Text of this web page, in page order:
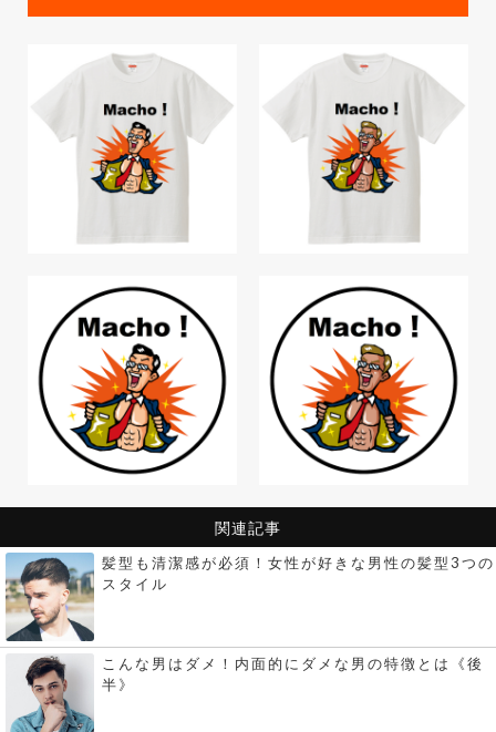
関連記事
髪型も清潔感が必須！女性が好きな男性の髪型3つの
スタイル
こんな男はダメ！内面的にダメな男の特徴とは《後
半》